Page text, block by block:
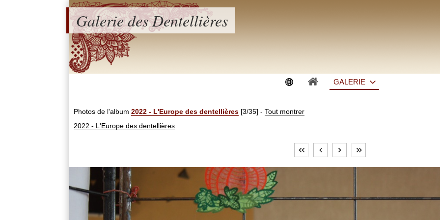
Galerie des Dentellières
GALERIE
Photos de l'album 2022 - L'Europe des dentellières [3/35] - Tout montrer
2022 - L'Europe des dentellières